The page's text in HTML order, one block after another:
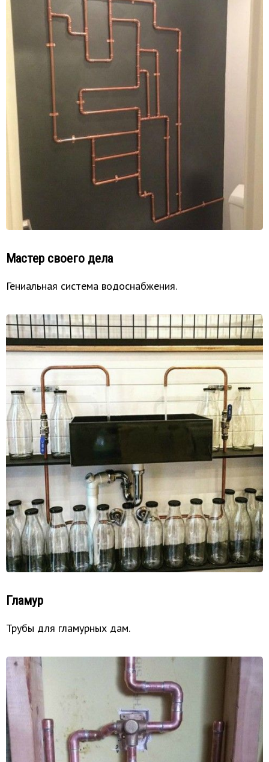
Мастер своего дела
Гениальная система водоснабжения.
Гламур
Трубы для гламурных дам.